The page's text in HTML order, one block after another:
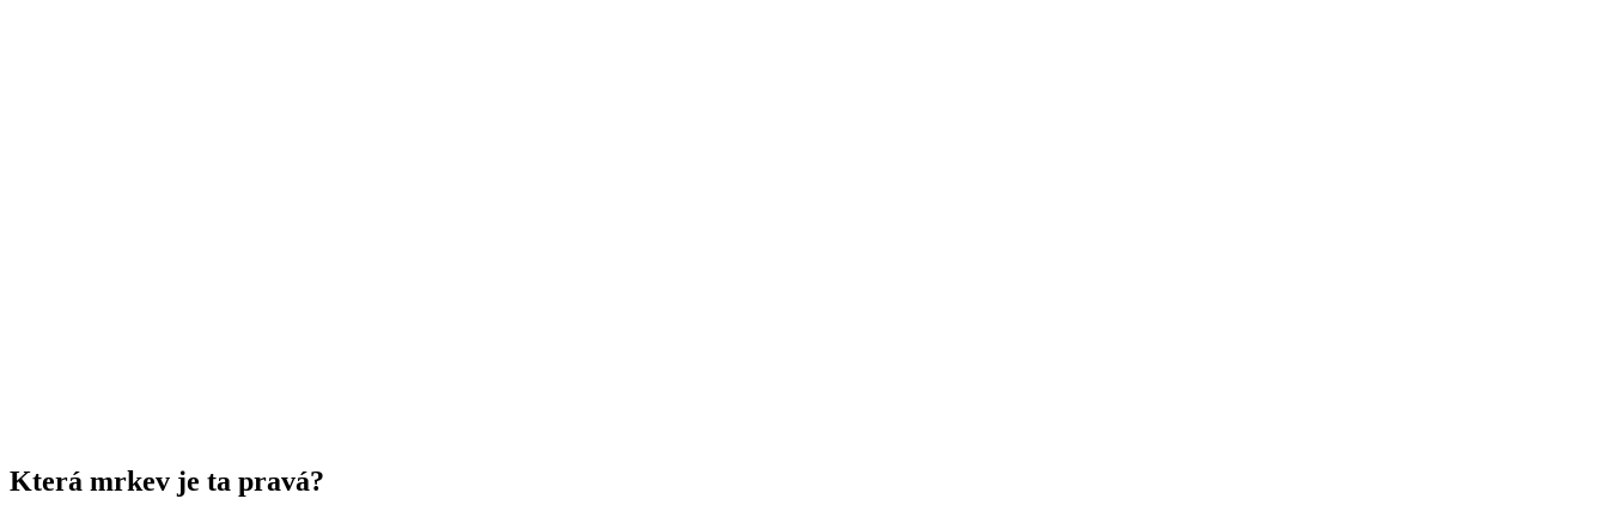
Která mrkev je ta pravá?